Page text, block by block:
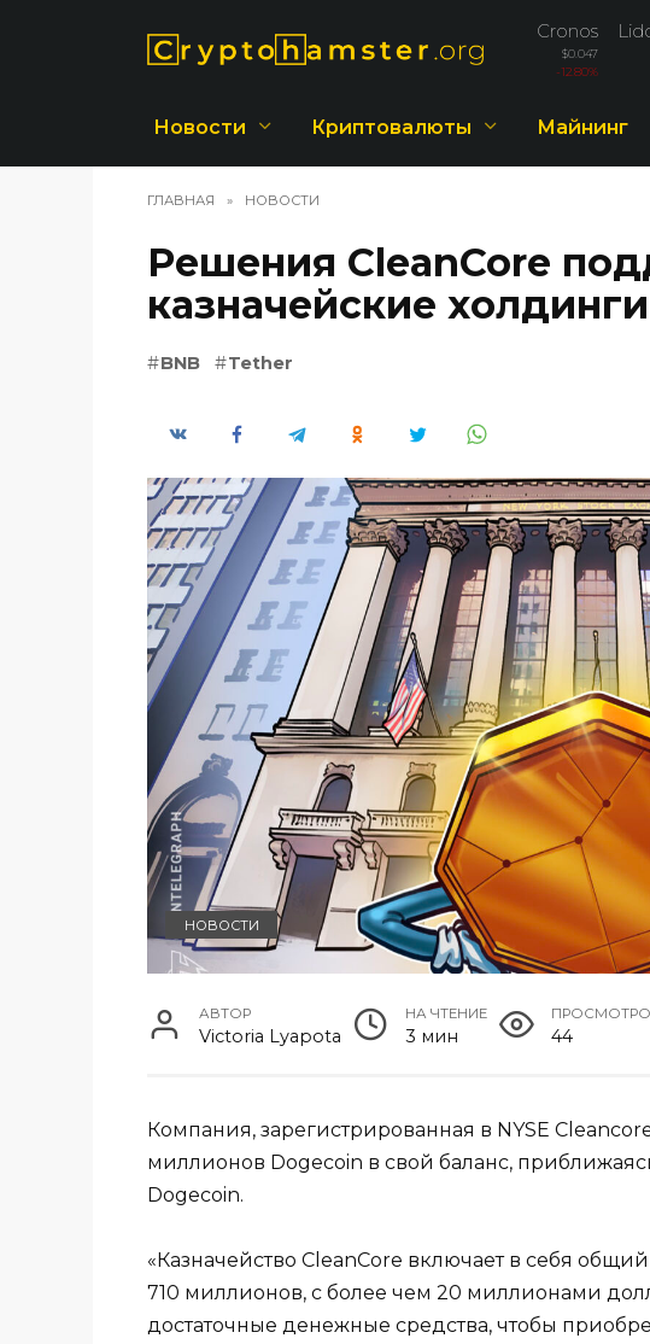
Cronos
$0.047
-12.80%
Новости Криптовалюты Майнинг
ГЛАВНАЯ » НОВОСТИ
Решения CleanCore
казначейские
BNB Tether
НОВОСТИ
АВТОР
Victoria Lyapota
НА ЧТЕНИЕ
3 мин 44
Компания, зарегистрированная в NYSE
миллионов Dogecoin в свой баланс,
Dogecoin.
«Казначейство CleanCore включает в себя
710 миллионов, с более чем 20 миллионами
достаточные денежные средства, чтобы